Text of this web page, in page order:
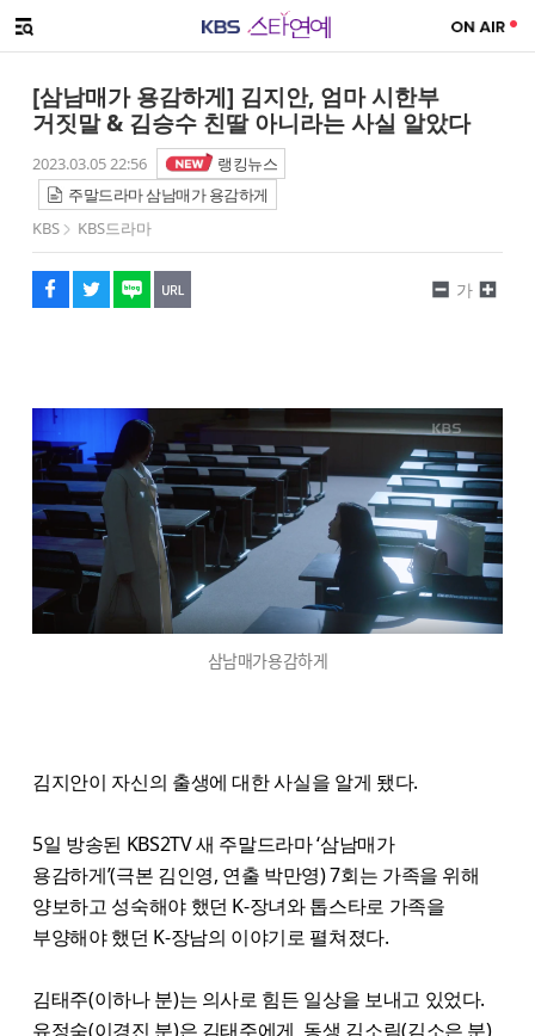
메뉴 열기
[삼남매가 용감하게] 김지안, 엄마 시한부
거짓말 & 김승수 친딸 아니라는 사실 알았다
2023.03.05 22:56
랭킹뉴스
주말드라마 삼남매가 용감하게
KBS
KBS드라마
페이스북
트위터
네이버
URL복사
글씨 작게보기
가
글씨 크게보기
삼남매가용감하게
김지안이 자신의 출생에 대한 사실을 알게 됐다.
5일 방송된 KBS2TV 새 주말드라마 ‘삼남매가
용감하게’(극본 김인영, 연출 박만영) 7회는 가족을 위해
양보하고 성숙해야 했던 K-장녀와 톱스타로 가족을
부양해야 했던 K-장남의 이야기로 펼쳐졌다.
김태주(이하나 분)는 의사로 힘든 일상을 보내고 있었다.
유정숙(이경진 분)은 김태주에게 동생 김소림(김소은 분)